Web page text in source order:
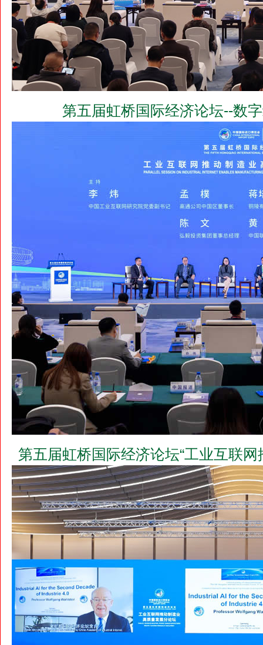
第五届虹桥国际经济论坛--数
第五届虹桥国际经济论坛“工业互联